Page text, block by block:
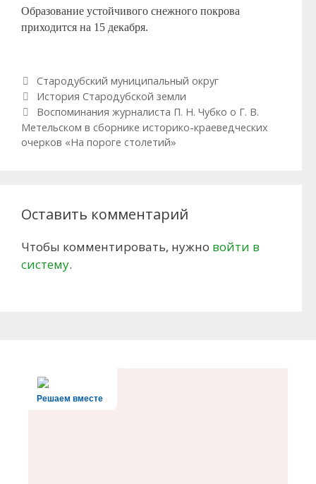
Образование устойчивого снежного покрова
приходится на 15 декабря.
Рубрики
Стародубский муниципальный округ
Навигация по записям
История Стародубской земли
Воспоминания журналиста П. Н. Чубко о Г. В.
Метельском в сборнике историко-краеведческих
очерков «На пороге столетий»
Оставить комментарий
Чтобы комментировать, нужно войти в
систему.
Решаем вместе